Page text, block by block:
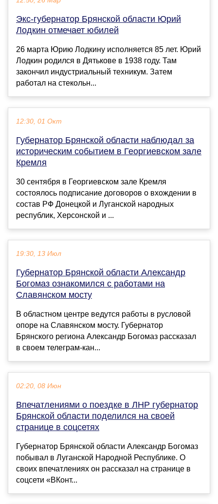
Экс-губернатор Брянской области Юрий
Лодкин отмечает юбилей
26 марта Юрию Лодкину исполняется 85 лет. Юрий
Лодкин родился в Дятькове в 1938 году. Там
закончил индустриальный техникум. Затем
работал на стекольн...
12:30, 01 Окт
Губернатор Брянской области наблюдал за
историческим событием в Георгиевском зале
Кремля
30 сентября в Георгиевском зале Кремля
состоялось подписание договоров о вхождении в
состав РФ Донецкой и Луганской народных
республик, Херсонской и ...
19:30, 13 Июл
Губернатор Брянской области Александр
Богомаз ознакомился с работами на
Славянском мосту
В областном центре ведутся работы в русловой
опоре на Славянском мосту. Губернатор
Брянского региона Александр Богомаз рассказал
в своем телеграм-кан...
02:20, 08 Июн
Впечатлениями о поездке в ЛНР губернатор
Брянской области поделился на своей
странице в соцсетях
Губернатор Брянской области Александр Богомаз
побывал в Луганской Народной Республике. О
своих впечатлениях он рассказал на странице в
соцсети «ВКонт...